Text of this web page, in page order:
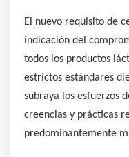
El nuevo requisito de
indicación del
todos los productos
estrictos estándares
subraya los esfuerzos
creencias y prácticas
predominantemente